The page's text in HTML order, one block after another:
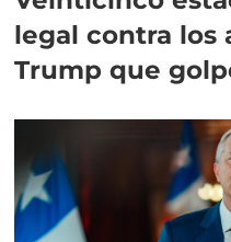
legal contra los
Trump que